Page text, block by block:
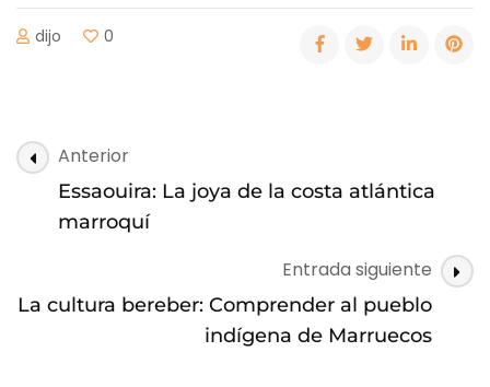
dijo 0
Post
Navegación
Anterior
Essaouira: La joya de la costa atlántica
marroquí
Entrada siguiente
La cultura bereber: Comprender al pueblo
indígena de Marruecos